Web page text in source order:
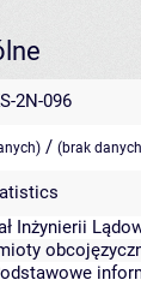
2N-096
/ (brak
Inżynierii